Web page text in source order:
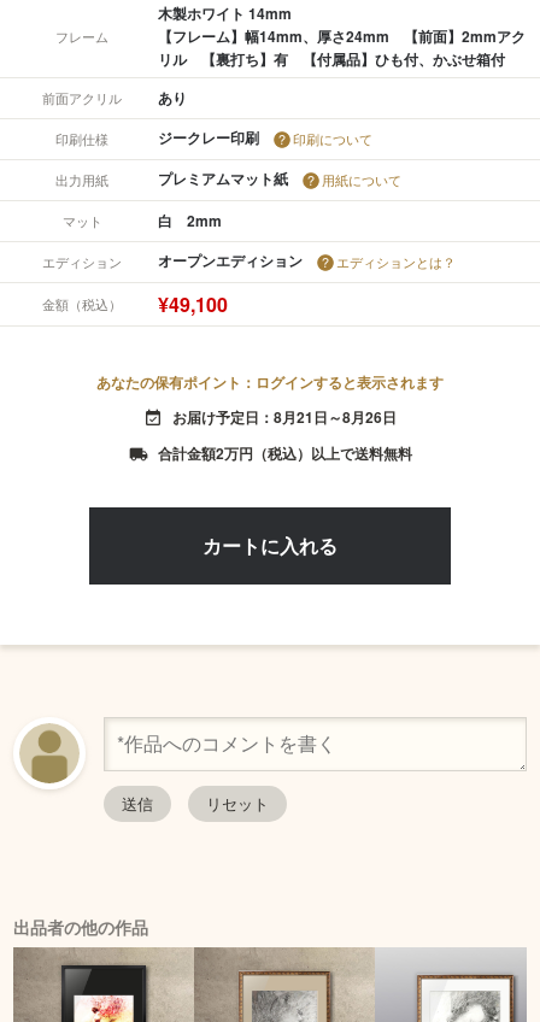
フレーム
木製ホワイト 14mm
【フレーム】幅14mm、厚さ24mm 【前面】2mmアク
リル 【裏打ち】有 【付属品】ひも付、かぶせ箱付
前面アクリル あり
印刷仕様 ジークレー印刷 印刷について
出力用紙 プレミアムマット紙 用紙について
マット 白 2mm
エディション オープンエディション エディションとは？
金額（税込） ¥49,100
あなたの保有ポイント：ログインすると表示されます
event_available お届け予定日：8月21日～8月26日
local_shipping 合計金額2万円（税込）以上で送料無料
出品者の他の作品